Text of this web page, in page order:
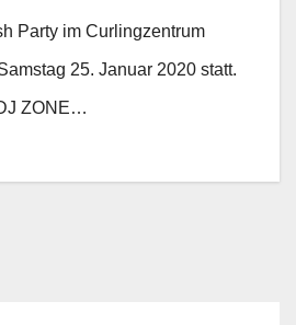
Party im Curlingzentrum
25. Januar 2020 statt.
ZONE…